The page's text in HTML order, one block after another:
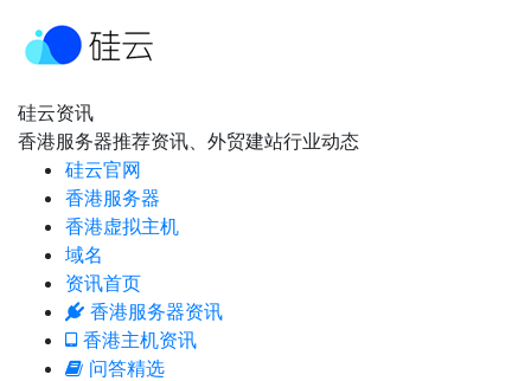
硅云资讯
香港服务器推荐资讯、外贸建站行业动态
硅云官网
香港服务器
香港虚拟主机
域名
资讯首页
香港服务器资讯
香港主机资讯
问答精选